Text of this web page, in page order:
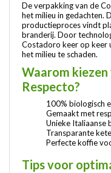
De verpakking van de
het milieu in gedachten.
productieproces vindt
branderij. Door
Costadoro keer op keer
het milieu te schaden.
Waarom
Respecto?
100% biologisch
Gemaakt met
Unieke Italiaanse
Transparante
Perfecte koffie
Tips voor